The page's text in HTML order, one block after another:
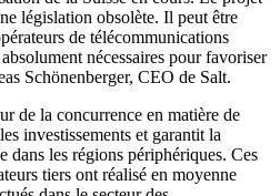
législation obsolète. Il peut être
de télécommunications
nécessaires pour favoriser
Schönenberger, CEO de Salt.
de la concurrence en matière de
investissements et garantit la
dans les régions périphériques. Ces
tiers ont réalisé en moyenne